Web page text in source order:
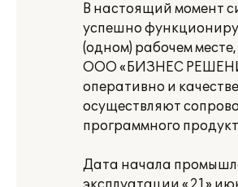
В настоящий момент
успешно
(одном) рабочем
ООО «БИЗНЕС
оперативно и
осуществляют
программного
Дата начала